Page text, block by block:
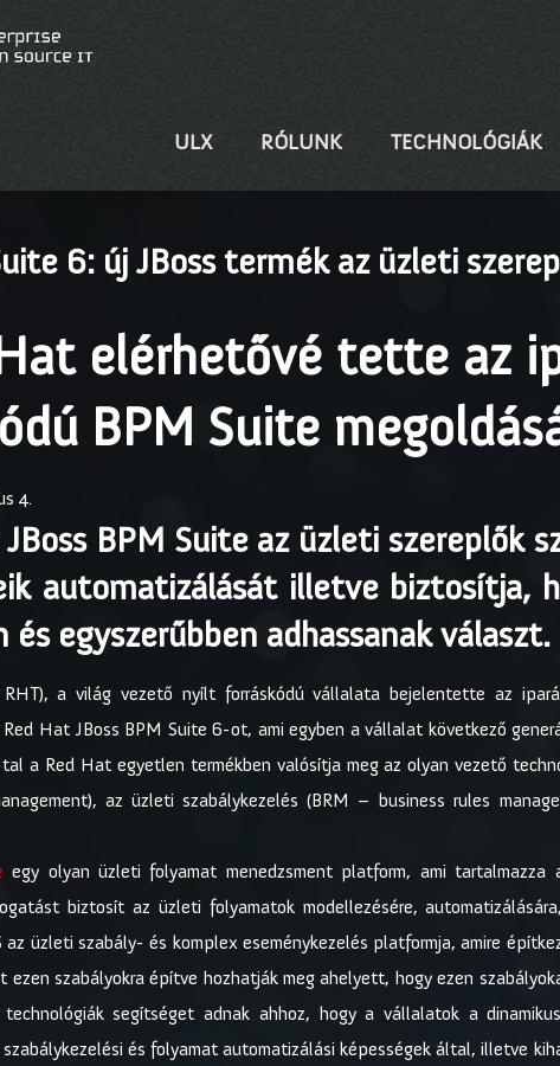
ULX RÓLUNK TECHNOLÓGIÁK
6: új JBoss termék az üzleti
elérhetővé tette az
BPM Suite
4.
BPM Suite az üzleti szereplők
automatizálását illetve biztosítja,
és egyszerűbben adhassanak választ.
a világ vezető nyílt forráskódú vállalata bejelentette az
Hat JBoss BPM Suite 6-ot, ami egyben a vállalat következő
a Red Hat egyetlen termékben valósítja meg az olyan vezető
az üzleti szabálykezelés (BRM – business rules
egy olyan üzleti folyamat menedzsment platform, ami
biztosít az üzleti folyamatok modellezésére,
az üzleti szabály- és komplex eseménykezelés platformja, amire
ezen szabályokra építve hozhatják meg ahelyett, hogy ezen
segítséget adnak ahhoz, hogy a vállalatok a
és folyamat automatizálási képességek által, illetve